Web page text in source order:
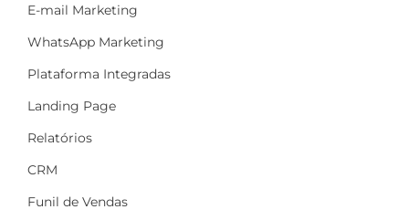
E-mail Marketing
WhatsApp Marketing
Plataforma Integradas
Landing Page
Relatórios
CRM
Funil de Vendas